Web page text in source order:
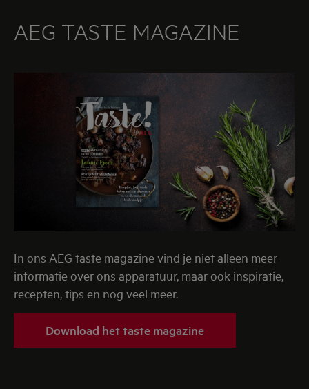
AEG TASTE MAGAZINE
In ons AEG taste magazine vind je niet alleen meer
informatie over ons apparatuur, maar ook inspiratie,
recepten, tips en nog veel meer.
Download het taste magazine